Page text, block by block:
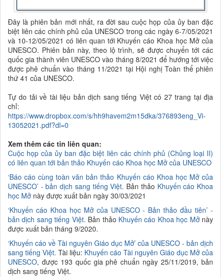
Đây là phiên bản mới nhất, ra đời sau cuộc họp của ủy ban đặc
biệt liên các chính phủ của UNESCO trong các ngày 6-7/05/2021
và 10-12/05/2021 có liên quan tới Khuyến cáo Khoa học Mở của
UNESCO. Phiên bản này, theo lộ trình, sẽ được chuyển tới các
quốc gia thành viên UNESCO vào tháng 8/2021 để hướng tới việc
được phê chuẩn vào tháng 11/2021 tại Hội nghị Toàn thể phiên
thứ 41 của UNESCO.
Tự do tải về tài liệu bản dịch sang tiếng Việt có 27 trang tại địa
chỉ:
https://www.dropbox.com/s/hh9havem2m15dka/376893eng_Vi-
13052021.pdf?dl=0
Xem thêm các tin liên quan:
Cuộc họp của ủy ban đặc biệt liên các chính phủ (Chủng loại II)
có liên quan tới bản thảo Khuyến cáo Khoa học Mở của UNESCO
‘Báo cáo cùng toàn văn bản thảo Khuyến cáo Khoa học Mở của
UNESCO’ - bản dịch sang tiếng Việt. Bản thảo Khuyến cáo Khoa
học Mở này được xuất bản ngày 30/03/2021
‘Khuyến cáo Khoa học Mở của UNESCO - Bản thảo đầu tiên’ -
bản dịch sang tiếng Việt. Bản thảo Khuyến cáo Khoa học Mởnày
được xuất bản tháng 9/2020.
‘Khuyến cáo về Tài nguyên Giáo dục Mở’ của UNESCO - bản dịch
sang tiếng Việt. Tài liệu: Khuyến cáo Tài nguyên Giáo dục Mở của
UNESCO, được 193 quốc gia phê chuẩn ngày 25/11/2019, bản
dịch sang tiếng Việt.